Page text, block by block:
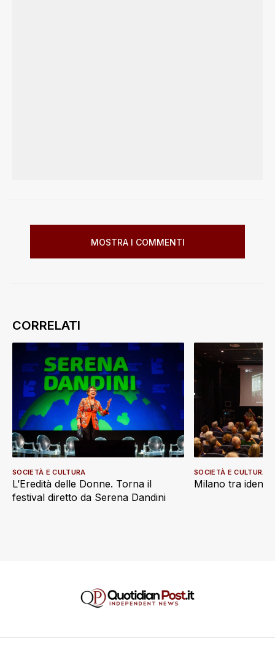
MOSTRA I COMMENTI
L’Eredità delle Donne. Torna il
festival diretto da Serena Dandini
SOCIETÀ E CULTURA
Milano tra
SOCIETÀ E CULTURA